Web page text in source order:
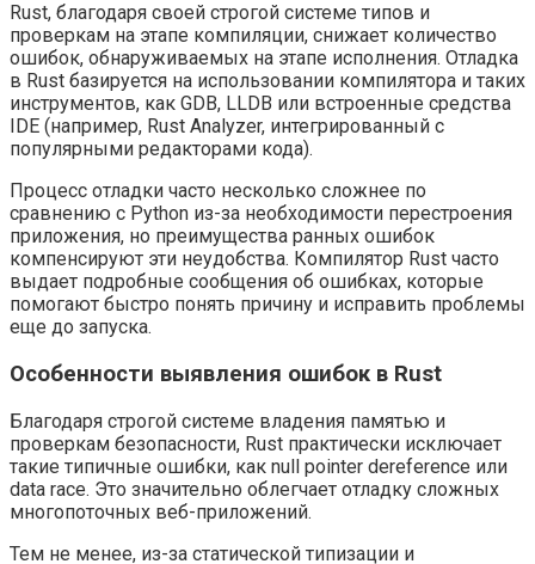
Rust, благодаря своей строгой системе типов и
проверкам на этапе компиляции, снижает количество
ошибок, обнаруживаемых на этапе исполнения. Отладка
в Rust базируется на использовании компилятора и таких
инструментов, как GDB, LLDB или встроенные средства
IDE (например, Rust Analyzer, интегрированный с
популярными редакторами кода).
Процесс отладки часто несколько сложнее по
сравнению с Python из-за необходимости перестроения
приложения, но преимущества ранных ошибок
компенсируют эти неудобства. Компилятор Rust часто
выдает подробные сообщения об ошибках, которые
помогают быстро понять причину и исправить проблемы
еще до запуска.
Особенности выявления ошибок в Rust
Благодаря строгой системе владения памятью и
проверкам безопасности, Rust практически исключает
такие типичные ошибки, как null pointer dereference или
data race. Это значительно облегчает отладку сложных
многопоточных веб-приложений.
Тем не менее, из-за статической типизации и